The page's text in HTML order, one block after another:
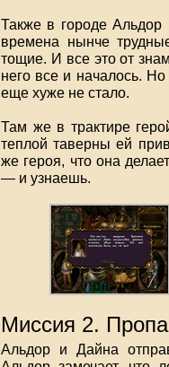
Также в городе Альдор
времена нынче
тощие. И все это от
него все и началось.
еще хуже не стало.
Там же в трактире
теплой таверны ей
же героя, что она
— и узнаешь.
Миссия 2.
Альдор и Дайна